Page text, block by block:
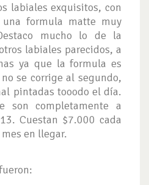
labiales exquisitos, con
formula matte muy
mucho lo de la
labiales parecidos, a
ya que la formula es
se corrige al segundo,
pintadas tooodo el día.
son completamente a
Cuestan $7.000 cada
en llegar.